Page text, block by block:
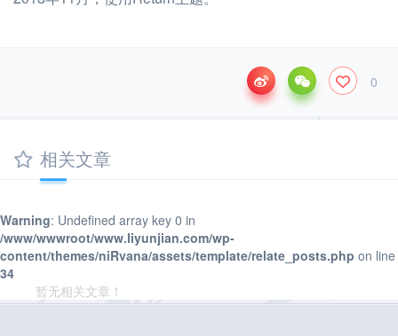
0
相关文章
Warning: Undefined array key 0 in
/www/wwwroot/www.liyunjian.com/wp-
content/themes/niRvana/assets/template/relate_posts.php on line
34
暂无相关文章！